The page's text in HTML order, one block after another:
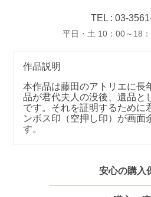
TEL : 03-
平日・土 10：00～18：
作品説明
本作品は藤田のアトリエに長
品が君代夫人の没後、遺品と
です。それを証明するために
ンボス印（空押し印）が画面
す。
安心の購入